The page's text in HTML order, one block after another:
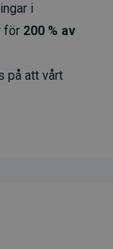
i
för 200 % av
på att vårt